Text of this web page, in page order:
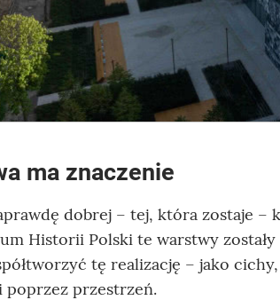
ma znaczenie
dobrej – tej, która zostaje –
Historii Polski te warstwy
tę realizację – jako
przestrzeń.